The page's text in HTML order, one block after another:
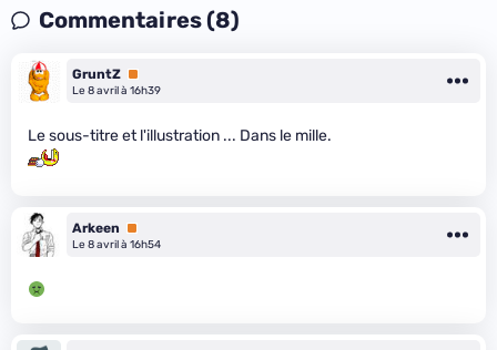
Commentaires (8)
GruntZ Premium
Le 8 avril à 16h39
Le sous-titre et l'illustration ... Dans le mille.
Arkeen
Premium
Le 8 avril à 16h54